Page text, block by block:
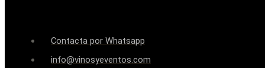
Contacta por Whatsapp
info@vinosyeventos.com